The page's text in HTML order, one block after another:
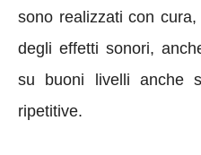
sono realizzati con
degli effetti sonori,
su buoni livelli anche
ripetitive.